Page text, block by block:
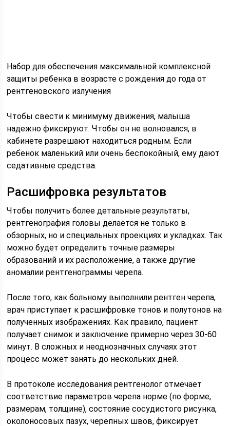
Набор для обеспечения максимальной комплексной
защиты ребенка в возрасте с рождения до года от
рентгеновского излучения
Чтобы свести к минимуму движения, малыша
надежно фиксируют. Чтобы он не волновался, в
кабинете разрешают находиться родным. Если
ребенок маленький или очень беспокойный, ему дают
седативные средства.
Расшифровка результатов
Чтобы получить более детальные результаты,
рентгенография головы делается не только в
обзорных, но и специальных проекциях и укладках. Так
можно будет определить точные размеры
образований и их расположение, а также другие
аномалии рентгенограммы черепа.
После того, как больному выполнили рентген черепа,
врач приступает к расшифровке тонов и полутонов на
полученных изображениях. Как правило, пациент
получает снимок и заключение примерно через 30-60
минут. В сложных и неоднозначных случаях этот
процесс может занять до нескольких дней.
В протоколе исследования рентгенолог отмечает
соответствие параметров черепа норме (по форме,
размерам, толщине), состояние сосудистого рисунка,
околоносовых пазух, черепных швов, фиксирует